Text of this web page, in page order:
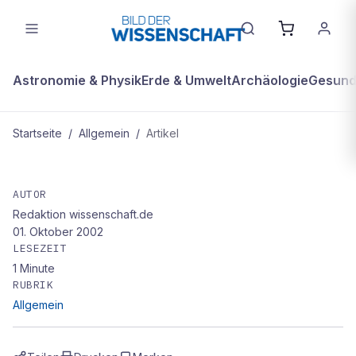
Astronomie & PhysikErde & UmweltArchäologie
Startseite / Allgemein / Artikel
Spürhunde mit sensiblem Bart
AUTOR
Redaktion wissenschaft.de
01. Oktober 2002
LESEZEIT
1 Minute
RUBRIK
Allgemein